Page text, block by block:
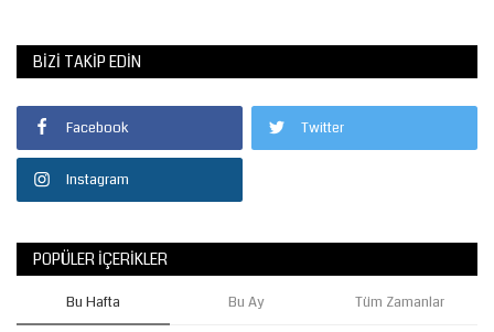
BIZI TAKIP EDIN
Facebook Twitter
Instagram
POPÜLER İÇERIKLER
Bu Hafta Bu Ay Tüm Zamanlar